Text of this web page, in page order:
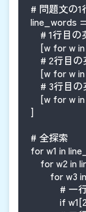
# 問題文の
line_words
# 1行目
[w for w
# 2行目
[w for w
# 3行目
[w for w
]
# 全探索
for w1 in
for w2 in
for w3
if